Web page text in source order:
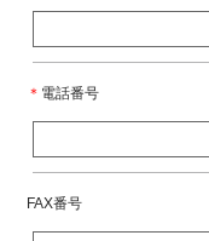
＊ 電話番号
FAX番号